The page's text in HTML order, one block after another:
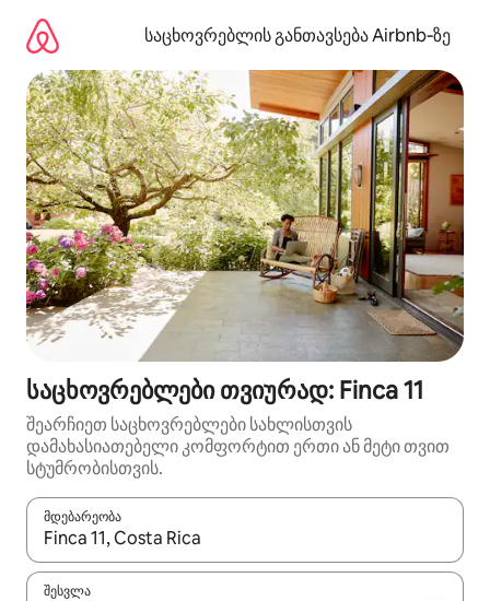
გადასვლა
საცხოვრებლის განთავსება Airbnb‑ზე
საცხოვრებლები თვიურად: Finca 11
შეარჩიეთ საცხოვრებლები სახლისთვის
დამახასიათებელი კომფორტით ერთი ან მეტი თვით
სტუმრობისთვის.
მდებარეობა
როცა შედეგები ხელმისაწვდომი გახდება, ნავიგაციისთვის
შესვლა